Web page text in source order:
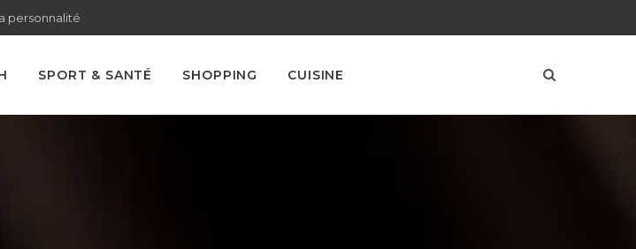
personnalité
SPORT & SANTÉ SHOPPING CUISINE